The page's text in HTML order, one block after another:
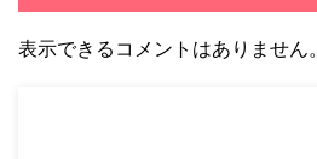
表示できるコメントはありません。